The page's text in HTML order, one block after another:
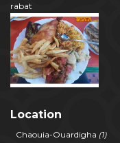
rabat
Location
Chaouia-Ouardigha (1)